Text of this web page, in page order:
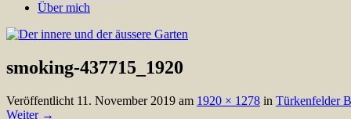
Über mich
smoking-437715_1920
Veröffentlicht 11. November 2019 am 1920 × 1278 in Türkenfelder
Weiter →